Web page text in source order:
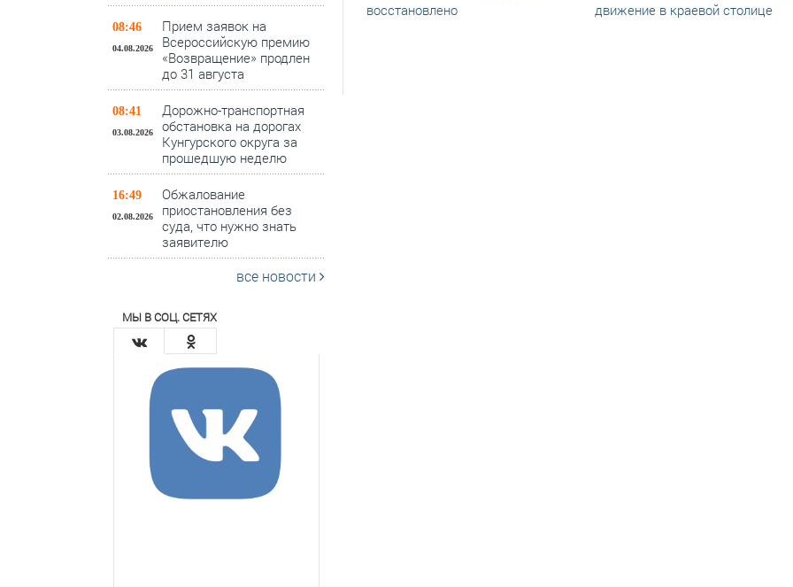
08:46
04.08.2026
Прием заявок на
Всероссийскую премию
«Возвращение» продлен
до 31 августа
08:41
03.08.2026
Дорожно-транспортная
обстановка на дорогах
Кунгурского округа за
прошедшую неделю
16:49
02.08.2026
Обжалование
приостановления без
суда, что нужно знать
заявителю
все новости
МЫ В СОЦ. СЕТЯХ
восстановлено
движение в краевой столице